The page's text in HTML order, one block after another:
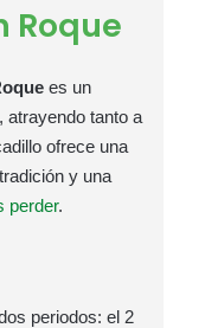
Roque
es un
atrayendo tanto a
ofrece una
y una
perder.
periodos: el 2